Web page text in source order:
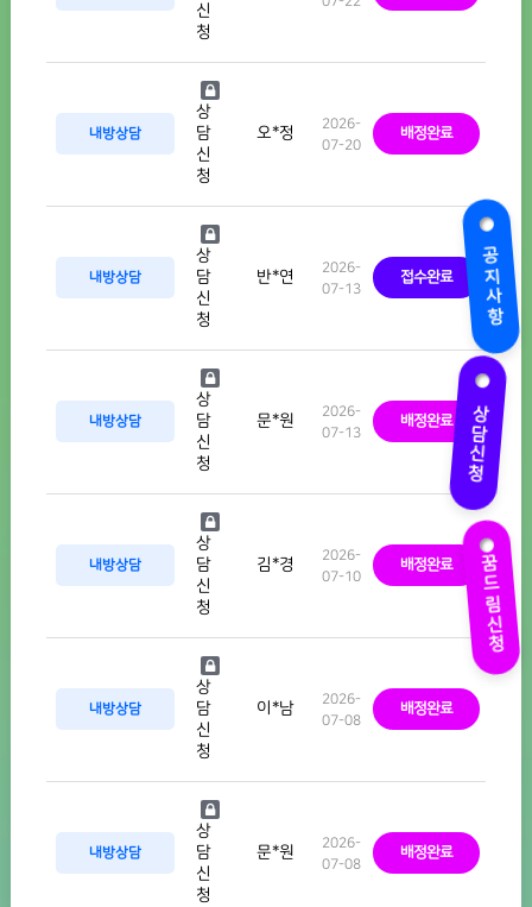
공지사항
상담신청
꿈드림신청
신
청
내방상담
상
담
신
청
오*정
2026-
07-20
배정완료
내방상담
상
담
신
청
반*연
2026-
07-13
접수완료
내방상담
상
담
신
청
문*원
2026-
07-13
배정완료
내방상담
상
담
신
청
김*경
2026-
07-10
배정완료
내방상담
상
담
신
청
이*남
2026-
07-08
배정완료
내방상담
상
담
신
청
문*원
2026-
07-08
배정완료